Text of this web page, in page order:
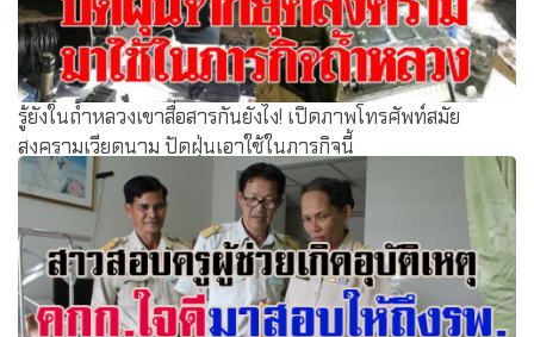
รู้ยังในถ้ำหลวงเขาสื่อสารกันยังไง! เปิดภาพโทรศัพท์สมัย
สงครามเวียดนาม ปัดฝุ่นเอาใช้ในภารกิจนี้